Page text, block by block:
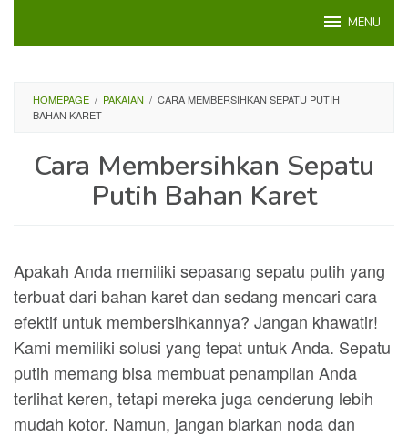
MENU
HOMEPAGE / PAKAIAN / CARA MEMBERSIHKAN SEPATU PUTIH
BAHAN KARET
Cara Membersihkan Sepatu
Putih Bahan Karet
Apakah Anda memiliki sepasang sepatu putih yang
terbuat dari bahan karet dan sedang mencari cara
efektif untuk membersihkannya? Jangan khawatir!
Kami memiliki solusi yang tepat untuk Anda. Sepatu
putih memang bisa membuat penampilan Anda
terlihat keren, tetapi mereka juga cenderung lebih
mudah kotor. Namun, jangan biarkan noda dan